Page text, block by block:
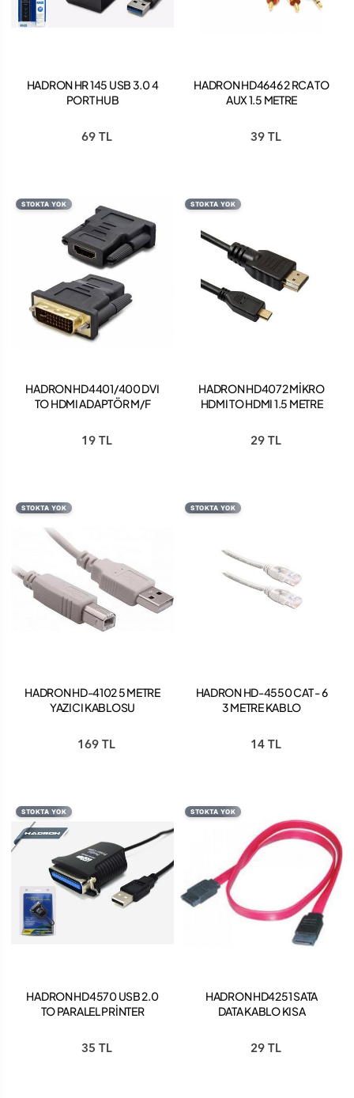
HADRON HR 145 USB 3.0 4
PORT HUB
69 TL
HADRON HD4646 2 RCA TO
AUX 1.5 METRE
39 TL
STOKTA YOK
HADRON HD4401/400 DVI
TO HDMI ADAPTÖR M/F
19 TL
STOKTA YOK
HADRON HD4072 MİKRO
HDMI TO HDMI 1.5 METRE
29 TL
STOKTA YOK
HADRON HD-4102 5 METRE
YAZICI KABLOSU
169 TL
STOKTA YOK
HADRON HD-4550 CAT - 6
3 METRE KABLO
14 TL
STOKTA YOK
HADRON HD4570 USB 2.0
TO PARALEL PRİNTER
35 TL
STOKTA YOK
HADRON HD4251 SATA
DATA KABLO KISA
29 TL